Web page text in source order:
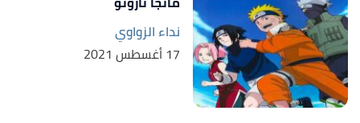
نداء الزواوي
17 أغسطس 2021